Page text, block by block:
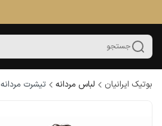
جستجو
بوتیک ایرانیان لباس مردانه تیشرت مردانه